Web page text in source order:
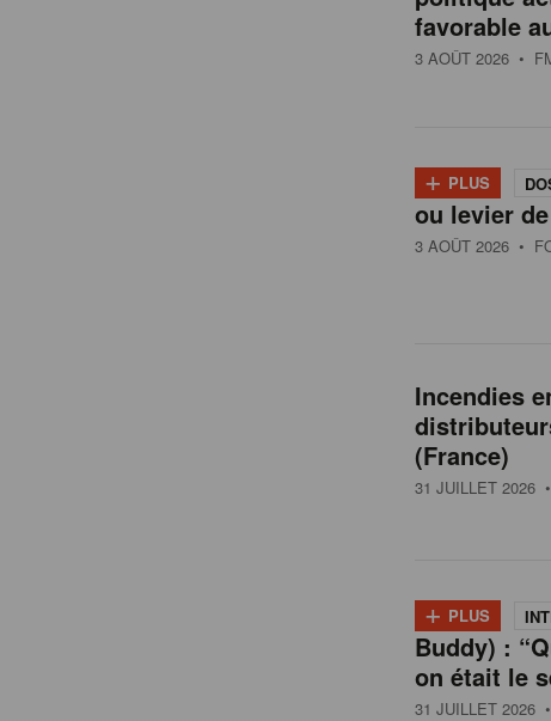
favorable
3 AOÛT 2026 •
+ PLUS
ou levier
3 AOÛT 2026 •
Incendies
(France)
31 JUILLET 2026
+ PLUS
Buddy) :
on était le
31 JUILLET 2026